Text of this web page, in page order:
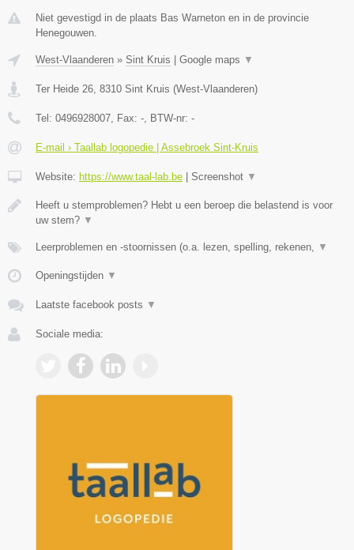
Niet gevestigd in de plaats Bas Warneton en in de provincie
Henegouwen.
West-Vlaanderen » Sint Kruis Google maps ▼
Ter Heide 26, 8310 Sint Kruis (West-Vlaanderen)
Tel: 0496928007, Fax: -, BTW-nr: -
E-mail › Taallab logopedie | Assebroek Sint-Kruis
Website: https://www.taal-lab.be Screenshot ▼
Heeft u stemproblemen? Hebt u een beroep die belastend is voor
uw stem? ▼
Leerproblemen en -stoornissen (o.a. lezen, spelling, rekenen, ▼
Openingstijden ▼
Laatste facebook posts ▼
Sociale media: